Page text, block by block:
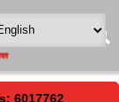
6017762